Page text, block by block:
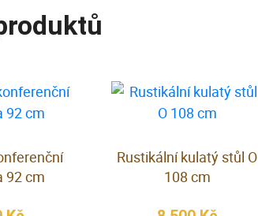
92 cm
Rustikální kulatý stůl O
108 cm